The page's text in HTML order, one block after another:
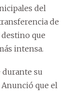
del
de
que
intensa.
su
que el